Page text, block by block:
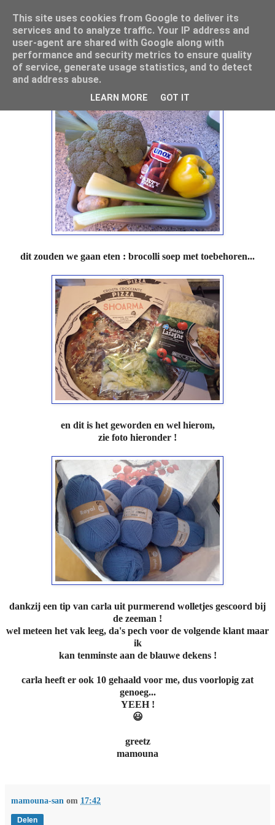
Mamouna's Enya
dinsdag 27 februari 2018
wol en eten
dit zouden we gaan eten : brocolli soep met toebehoren...
en dit is het geworden en wel hierom,
zie foto hieronder !
dankzij een tip van carla uit purmerend wolletjes gescoord bij
de zeeman !
wel meteen het vak leeg, da's pech voor de volgende klant maar
ik
kan tenminste aan de blauwe dekens !
carla heeft er ook 10 gehaald voor me, dus voorlopig zat
genoeg...
YEEH !
😃
greetz
mamouna
mamouna-san om 17:42
Delen
This site uses cookies from Google to deliver its
services and to analyze traffic. Your IP address and
user-agent are shared with Google along with
performance and security metrics to ensure quality
of service, generate usage statistics, and to detect
and address abuse.
LEARN MORE GOT IT